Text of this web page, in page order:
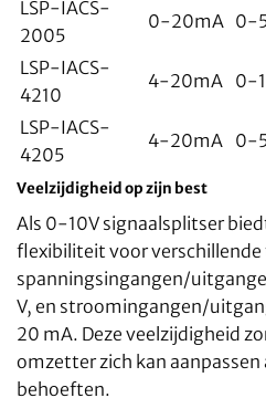
LSP-IACS-
2005
0-20mA 0-
LSP-IACS-
4210
4-20mA 0-
LSP-IACS-
4205
4-20mA 0-
Veelzijdigheid op zijn best
Als 0-10V signaalsplitser
flexibiliteit voor verschillende
spanningsingangen/
V, en stroomingangen/
20 mA. Deze veelzijdigheid
omzetter zich kan aanpassen
behoeften.